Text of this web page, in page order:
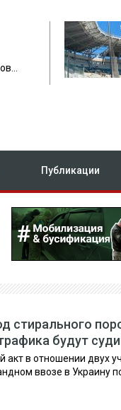
Публикации
стирального
будут
акт в отношении двух
ввозе в Украину